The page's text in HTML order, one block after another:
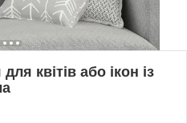
квітів або ікон із